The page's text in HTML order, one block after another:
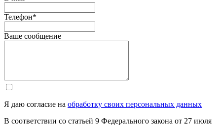
Телефон*
Ваше сообщение
Я даю согласие на обработку своих персональных данных
В соответствии со статьей 9 Федерального закона от 27 июля